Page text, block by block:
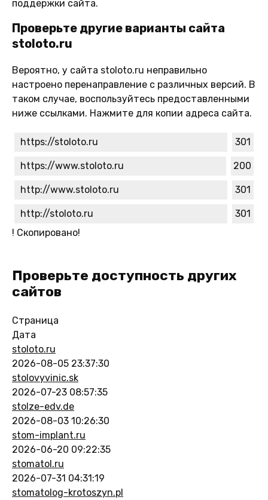
поддержки сайта.
Проверьте другие варианты сайта
stoloto.ru
Вероятно, у сайта stoloto.ru неправильно
настроено перенаправление с различных версий. В
таком случае, воспользуйтесь предоставленными
ниже ссылками. Нажмите для копии адреса сайта.
https://stoloto.ru 301
https://www.stoloto.ru 200
http://www.stoloto.ru 301
http://stoloto.ru
301
! Скопировано!
Проверьте доступность других
сайтов
Страница
Дата
stoloto.ru
2026-08-05 23:37:30
stolovyvinic.sk
2026-07-23 08:57:35
stolze-edv.de
2026-08-03 10:26:30
stom-implant.ru
2026-06-20 09:22:35
stomatol.ru
2026-07-31 04:31:19
stomatolog-krotoszyn.pl